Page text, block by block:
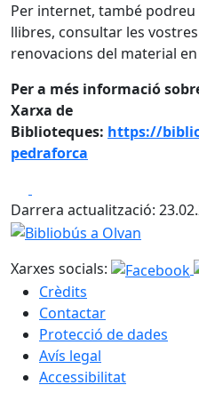
Per internet, també
llibres, consultar les
renovacions del material
Per a més informació
Xarxa de
Biblioteques: https://
pedraforca
Darrera actualització:
Bibliobús a Olvan
Xarxes socials:
Crèdits
Contactar
Protecció de dades
Avís legal
Accessibilitat